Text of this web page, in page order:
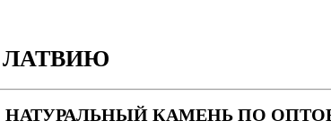
ЛАТВИЮ
НАТУРАЛЬНЫЙ КАМЕНЬ ПО